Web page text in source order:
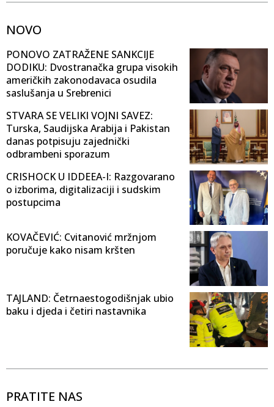
NOVO
PONOVO ZATRAŽENE SANKCIJE
DODIKU: Dvostranačka grupa visokih
američkih zakonodavaca osudila
saslušanja u Srebrenici
STVARA SE VELIKI VOJNI SAVEZ:
Turska, Saudijska Arabija i Pakistan
danas potpisuju zajednički
odbrambeni sporazum
CRISHOCK U IDDEEA-I: Razgovarano
o izborima, digitalizaciji i sudskim
postupcima
KOVAČEVIĆ: Cvitanović mržnjom
poručuje kako nisam kršten
TAJLAND: Četrnaestogodišnjak ubio
baku i djeda i četiri nastavnika
PRATITE NAS